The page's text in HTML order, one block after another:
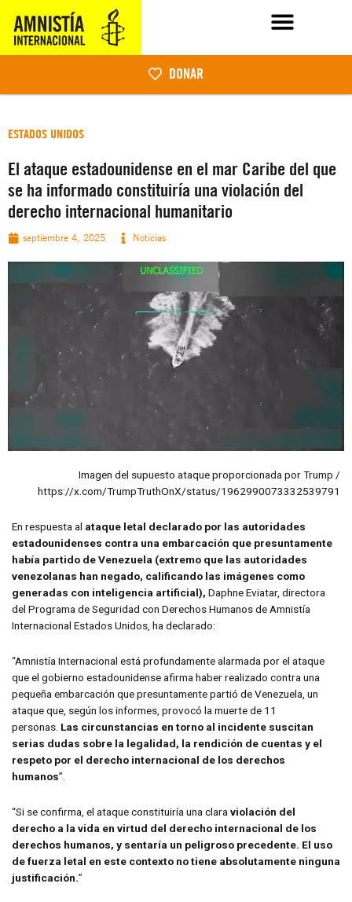
DONAR
ESTADOS UNIDOS
El ataque estadounidense en el mar Caribe del que
se ha informado constituiría una violación del
derecho internacional humanitario
septiembre 4, 2025 Noticias
Imagen del supuesto ataque proporcionada por Trump /
https://x.com/TrumpTruthOnX/status/1962990073332539791
En respuesta al ataque letal declarado por las autoridades
estadounidenses contra una embarcación que presuntamente
había partido de Venezuela (extremo que las autoridades
venezolanas han negado, calificando las imágenes como
generadas con inteligencia artificial), Daphne Eviatar, directora
del Programa de Seguridad con Derechos Humanos de Amnistía
Internacional Estados Unidos, ha declarado:
“Amnistía Internacional está profundamente alarmada por el ataque
que el gobierno estadounidense afirma haber realizado contra una
pequeña embarcación que presuntamente partió de Venezuela, un
ataque que, según los informes, provocó la muerte de 11
personas. Las circunstancias en torno al incidente suscitan
serias dudas sobre la legalidad, la rendición de cuentas y el
respeto por el derecho internacional de los derechos
humanos”.
“Si se confirma, el ataque constituiría una clara violación del
derecho a la vida en virtud del derecho internacional de los
derechos humanos, y sentaría un peligroso precedente. El uso
de fuerza letal en este contexto no tiene absolutamente ninguna
justificación.”